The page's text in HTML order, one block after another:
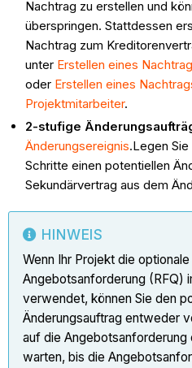
Nachtrag zu erstellen und
überspringen. Stattdessen
Nachtrag zum
unter Erstellen eines
oder Erstellen eines
Projektmitarbeiter.
2-stufige
Änderungsereignis.Legen
Schritte einen potentiellen
Sekundärvertrag aus dem
HINWEIS
Wenn Ihr Projekt die optionale
Angebotsanforderung (RFQ)
verwendet, können Sie den
Änderungsauftrag entweder
auf die Angebotsanforderung
warten, bis die